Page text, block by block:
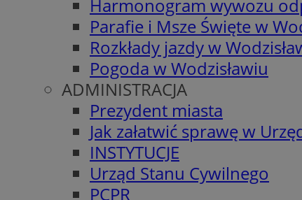
Harmonogram wywozu
Parafie i Msze Święte w
Rozkłady jazdy w
Pogoda w Wodzisławiu
ADMINISTRACJA
Prezydent miasta
Jak załatwić sprawę w
INSTYTUCJE
Urząd Stanu Cywilnego
PCPR